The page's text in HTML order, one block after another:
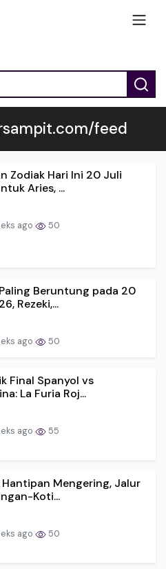
feed
Zodiak Hari Ini 20 Juli
Aries, ...
ago 50
Beruntung pada 20
Rezeki,...
ago 50
Final Spanyol vs
La Furia Roj...
ago 55
Hantipan Mengering, Jalur
Koti...
ago 50